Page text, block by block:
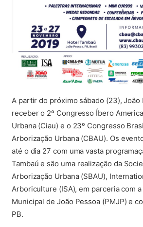
A partir do próximo sábado (23), João
receber o 2º Congresso Íbero
Urbana (Ciau) e o 23º Congresso
Arborização Urbana (CBAU). Os
até o dia 27 com uma vasta
Tambaú e são uma realização da
Arborização Urbana (SBAU),
Arboriculture (ISA), em parceria com
Municipal de João Pessoa (PMJP) e
PB.